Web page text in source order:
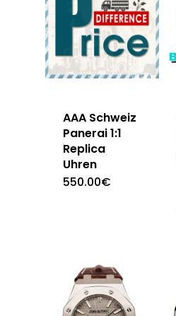
AAA Schweiz
Panerai 1:1
Replica
Uhren
550.00€